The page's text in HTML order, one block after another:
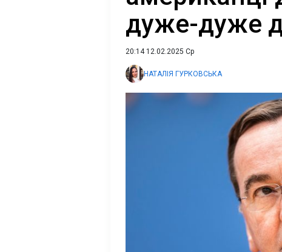
дуже-дуже
20:14 12.02.2025 Ср
НАТАЛІЯ ГУРКОВСЬКА